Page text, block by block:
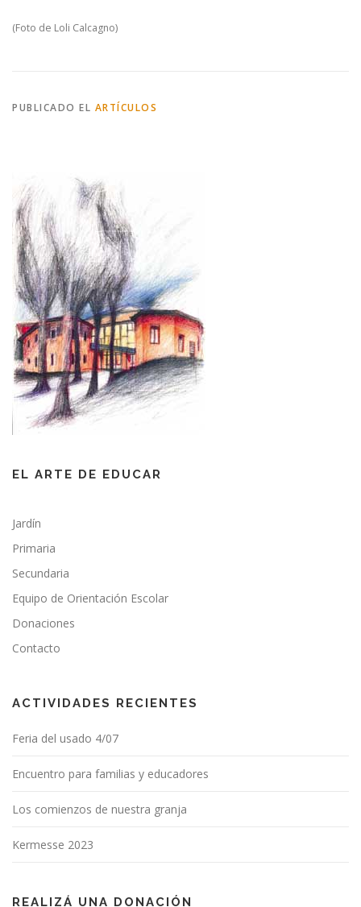
(Foto de Loli Calcagno)
PUBLICADO EL ARTÍCULOS
EL ARTE DE EDUCAR
Jardín
Primaria
Secundaria
Equipo de Orientación Escolar
Donaciones
Contacto
ACTIVIDADES RECIENTES
Feria del usado 4/07
Encuentro para familias y educadores
Los comienzos de nuestra granja
Kermesse 2023
REALIZÁ UNA DONACIÓN